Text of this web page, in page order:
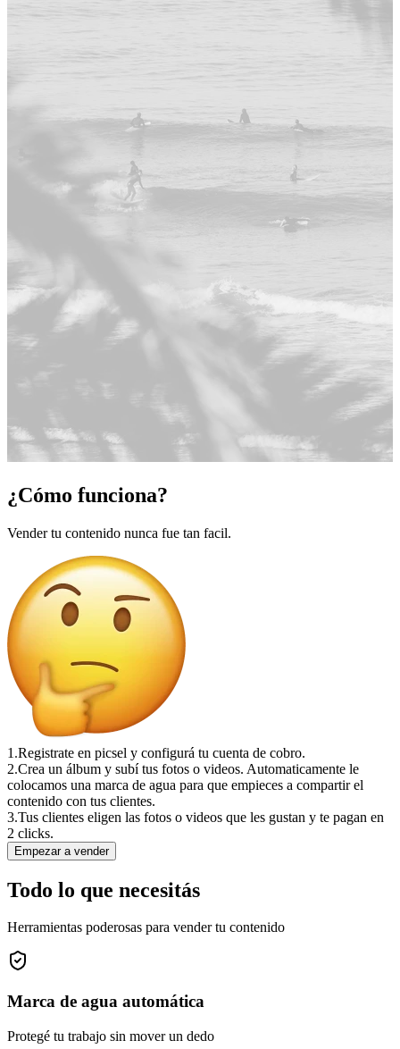
¿Cómo funciona?
Vender tu contenido nunca fue tan facil.
1.Registrate en picsel y configurá tu cuenta de cobro.
2.Crea un álbum y subí tus fotos o videos. Automaticamente le
colocamos una marca de agua para que empieces a compartir el
contenido con tus clientes.
3.Tus clientes eligen las fotos o videos que les gustan y te pagan en
2 clicks.
Empezar a vender
Todo lo que necesitás
Herramientas poderosas para vender tu contenido
Marca de agua automática
Protegé tu trabajo sin mover un dedo